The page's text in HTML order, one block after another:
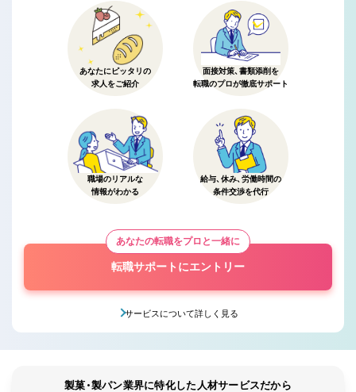
あなたにピッタリの
求人をご紹介
面接対策、書類添削を
転職のプロが徹底サポート
職場のリアルな
情報がわかる
給与、休み、労働時間の
条件交渉を代行
あなたの転職をプロと一緒に
転職サポートにエントリー
サービスについて詳しく見る
製菓・製パン業界に特化した人材サービスだから